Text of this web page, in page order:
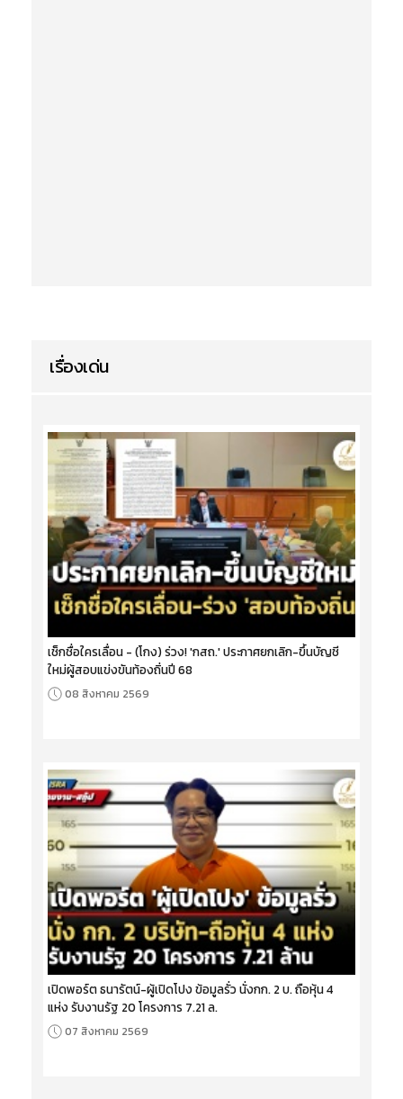
เรื่องเด่น
เช็กชื่อใครเลื่อน - (โกง) ร่วง! 'กสถ.' ประกาศยกเลิก-ขึ้นบัญชี
ใหม่ผู้สอบแข่งขันท้องถิ่นปี 68
08 สิงหาคม 2569
เปิดพอร์ต ธนารัตน์-ผู้เปิดโปง ข้อมูลรั่ว นั่งกก. 2 บ. ถือหุ้น 4
แห่ง รับงานรัฐ 20 โครงการ 7.21 ล.
07 สิงหาคม 2569